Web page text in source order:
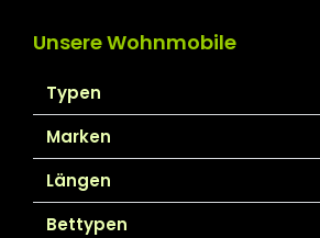
Unsere Wohnmobile
Typen
Marken
Längen
Bettypen